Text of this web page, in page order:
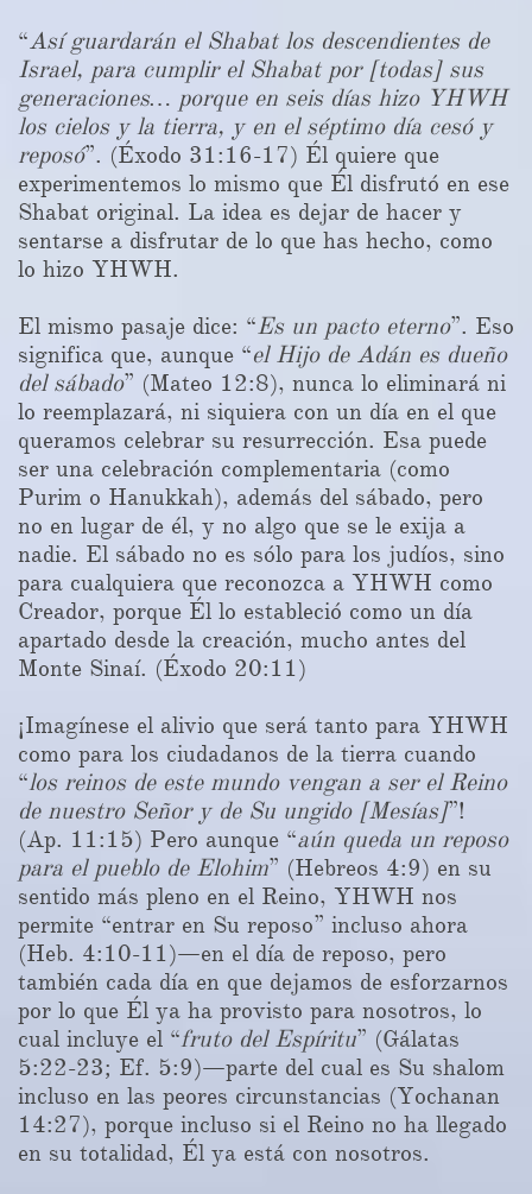
“Así guardarán el Shabat los descendientes de
Israel, para cumplir el Shabat por [todas] sus
generaciones… porque en seis días hizo YHWH
los cielos y la tierra, y en el séptimo día cesó y
reposó”. (Éxodo 31:16-17) Él quiere que
experimentemos lo mismo que Él disfrutó en ese
Shabat original. La idea es dejar de hacer y
sentarse a disfrutar de lo que has hecho, como
lo hizo YHWH.
El mismo pasaje dice: “Es un pacto eterno”. Eso
significa que, aunque “el Hijo de Adán es dueño
del sábado” (Mateo 12:8), nunca lo eliminará ni
lo reemplazará, ni siquiera con un día en el que
queramos celebrar su resurrección. Esa puede
ser una celebración complementaria (como
Purim o Hanukkah), además del sábado, pero
no en lugar de él, y no algo que se le exija a
nadie. El sábado no es sólo para los judíos, sino
para cualquiera que reconozca a YHWH como
Creador, porque Él lo estableció como un día
apartado desde la creación, mucho antes del
Monte Sinaí. (Éxodo 20:11)
¡Imagínese el alivio que será tanto para YHWH
como para los ciudadanos de la tierra cuando
“los reinos de este mundo vengan a ser el Reino
de nuestro Señor y de Su ungido [Mesías]”!
(Ap. 11:15) Pero aunque “aún queda un reposo
para el pueblo de Elohim” (Hebreos 4:9) en su
sentido más pleno en el Reino, YHWH nos
permite “entrar en Su reposo” incluso ahora
(Heb. 4:10-11)—en el día de reposo, pero
también cada día en que dejamos de esforzarnos
por lo que Él ya ha provisto para nosotros, lo
cual incluye el “fruto del Espíritu” (Gálatas
5:22-23; Ef. 5:9)—parte del cual es Su shalom
incluso en las peores circunstancias (Yochanan
14:27), porque incluso si el Reino no ha llegado
en su totalidad, Él ya está con nosotros.